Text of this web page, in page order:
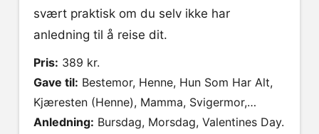
svært praktisk om du selv ikke har
anledning til å reise dit.
Pris: 389 kr.
Gave til: Bestemor, Henne, Hun Som Har Alt,
Kjæresten (Henne), Mamma, Svigermor,
Søster, Tante.
Anledning: Bursdag, Morsdag, Valentines Day.